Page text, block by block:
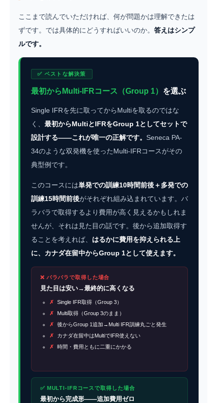
ここまで読んでいただければ、何が問題かは理解できたは
ずです。では具体的にどうすればいいのか。 答えはシンプ
ルです。
✅ ベストな解決策
最初からMulti-IFRコース（Group 1） を選ぶ
Single IFRを先に取ってからMultiを取るのではな
く、 最初からMultiとIFRをGroup 1としてセットで
設計する——これが唯一の正解です。 Seneca PA-
34のような双発機を使ったMulti-IFRコースがその
典型例です。
このコースには単発での訓練10時間前後＋多発での
訓練15時間前後がそれぞれ組み込まれています。バ
ラバラで取得するより費用が高く見えるかもしれま
せんが、それは見た目の話です。後から追加取得す
ることを考えれば、 はるかに費用を抑えられる上
に、カナダ在留中からGroup 1として使えます。
❌ バラバラで取得した場合
見た目は安い→最終的に高くなる
Single IFR取得（Group 3）
Multi取得（Group 3のまま）
後からGroup 1追加→Multi IFR訓練丸ごと発生
カナダ在留中はMultiでIFR使えない
時間・費用ともに二重にかかる
✅ MULTI-IFRコースで取得した場合
最初から完成形——追加費用ゼロ